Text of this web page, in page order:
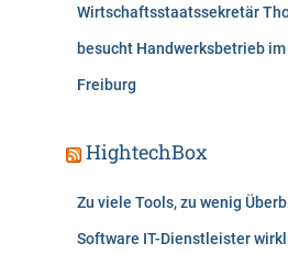
Wirtschaftsstaatssekretär
besucht Handwerksbetrieb
Freiburg
HightechBox
Zu viele Tools, zu wenig
Software IT-Dienstleister